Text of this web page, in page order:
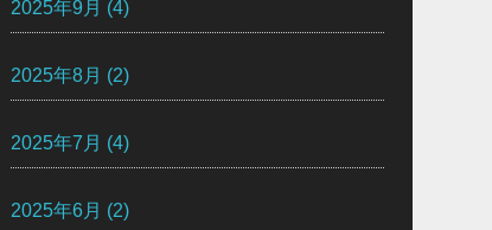
2025年9月 (4)
2025年8月 (2)
2025年7月 (4)
2025年6月 (2)